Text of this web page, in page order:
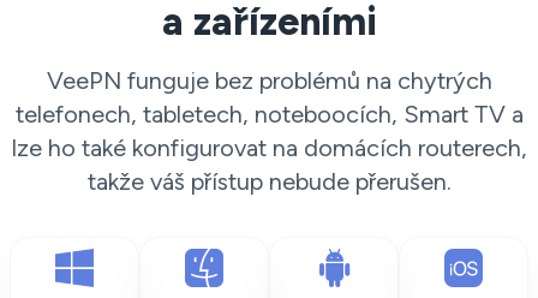
a zařízeními
VeePN funguje bez problémů na chytrých
telefonech, tabletech, noteboocích, Smart TV a
lze ho také konfigurovat na domácích routerech,
takže váš přístup nebude přerušen.